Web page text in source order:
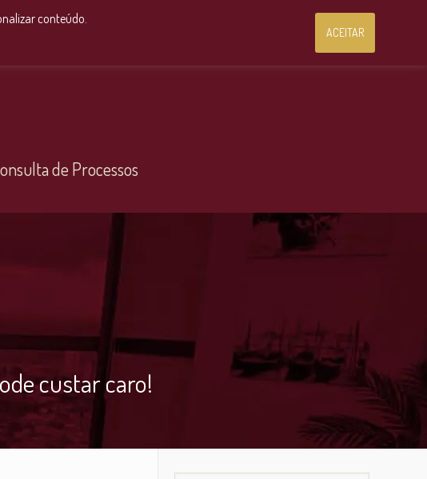
Consultoria Jurídica OnLine
de Processos
custar caro!
conteúdo.
ACEITAR